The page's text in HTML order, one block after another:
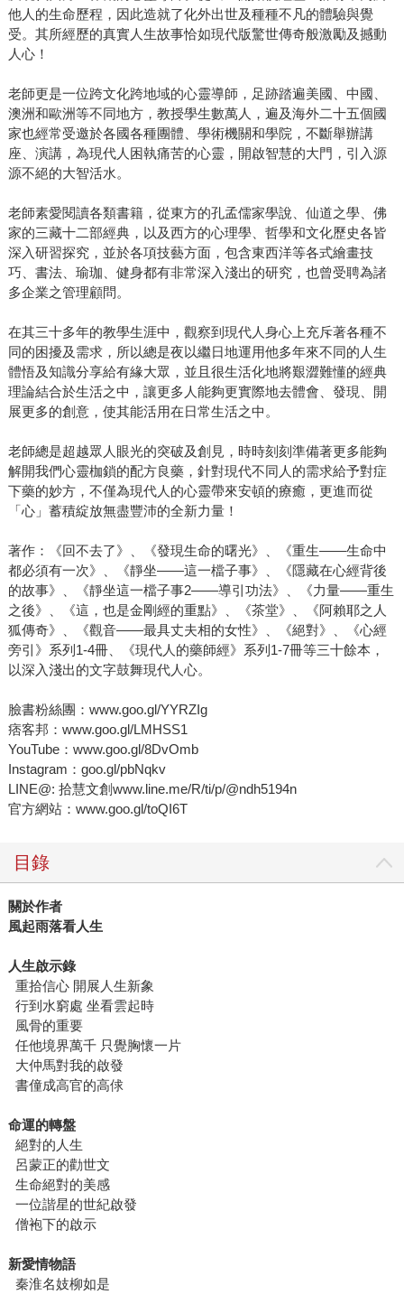
他人的生命歷程，因此造就了化外出世及種種不凡的體驗與覺
受。其所經歷的真實人生故事恰如現代版驚世傳奇般激勵及撼動
人心！
老師更是一位跨文化跨地域的心靈導師，足跡踏遍美國、中國、
澳洲和歐洲等不同地方，教授學生數萬人，遍及海外二十五個國
家也經常受邀於各國各種團體、學術機關和學院，不斷舉辦講
座、演講，為現代人困執痛苦的心靈，開啟智慧的大門，引入源
源不絕的大智活水。
老師素愛閱讀各類書籍，從東方的孔孟儒家學說、仙道之學、佛
家的三藏十二部經典，以及西方的心理學、哲學和文化歷史各皆
深入研習探究，並於各項技藝方面，包含東西洋等各式繪畫技
巧、書法、瑜珈、健身都有非常深入淺出的研究，也曾受聘為諸
多企業之管理顧問。
在其三十多年的教學生涯中，觀察到現代人身心上充斥著各種不
同的困擾及需求，所以總是夜以繼日地運用他多年來不同的人生
體悟及知識分享給有緣大眾，並且很生活化地將艱澀難懂的經典
理論結合於生活之中，讓更多人能夠更實際地去體會、發現、開
展更多的創意，使其能活用在日常生活之中。
老師總是超越眾人眼光的突破及創見，時時刻刻準備著更多能夠
解開我們心靈枷鎖的配方良藥，針對現代不同人的需求給予對症
下藥的妙方，不僅為現代人的心靈帶來安頓的療癒，更進而從
「心」蓄積綻放無盡豐沛的全新力量！
著作：《回不去了》、《發現生命的曙光》、《重生——生命中
都必須有一次》、《靜坐——這一檔子事》、《隱藏在心經背後
的故事》、《靜坐這一檔子事2——導引功法》、《力量——重生
之後》、《這，也是金剛經的重點》、《茶堂》、《阿賴耶之人
狐傳奇》、《觀音——最具丈夫相的女性》、《絕對》、《心經
旁引》系列1-4冊、《現代人的藥師經》系列1-7冊等三十餘本，
以深入淺出的文字鼓舞現代人心。
臉書粉絲團：www.goo.gl/YYRZIg
痞客邦：www.goo.gl/LMHSS1
YouTube：www.goo.gl/8DvOmb
Instagram：goo.gl/pbNqkv
LINE@: 拾慧文創www.line.me/R/ti/p/@ndh5194n
官方網站：www.goo.gl/toQI6T
目錄
關於作者
風起雨落看人生
人生啟示錄
重拾信心 開展人生新象
行到水窮處 坐看雲起時
風骨的重要
任他境界萬千 只覺胸懷一片
大仲馬對我的啟發
書僮成高官的高俅
命運的轉盤
絕對的人生
呂蒙正的勸世文
生命絕對的美感
一位諧星的世紀啟發
僧袍下的啟示
新愛情物語
秦淮名妓柳如是